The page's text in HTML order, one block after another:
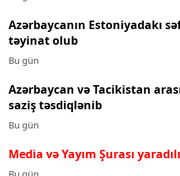
Azərbaycanın Estoniyadakı
təyinat olub
Bu gün
Azərbaycan və Tacikistan
saziş təsdiqlənib
Bu gün
Media və Yayım Şurası